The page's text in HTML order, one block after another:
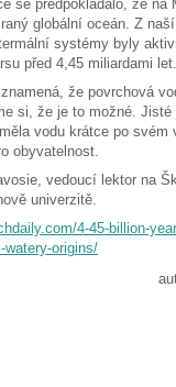
se předpokládalo, že na
globální oceán. Z
systémy byly
před 4,45 miliardami let.
že povrchová
si, že je to možné. Jisté
vodu krátce po svém
obyvatelnost.
vedoucí lektor na
univerzitě.
4-45-billion-
watery-origins/